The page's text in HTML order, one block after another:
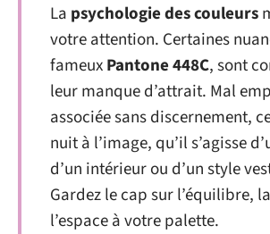
La psychologie des couleurs
votre attention. Certaines
fameuxPantone 448C, sont
leur manque d’attrait. Mal
associée sans discernement,
nuit à l’image, qu’il s’agisse
d’un intérieur ou d’un style
Gardez le cap sur l’équilibre,
l’espace à votre palette.